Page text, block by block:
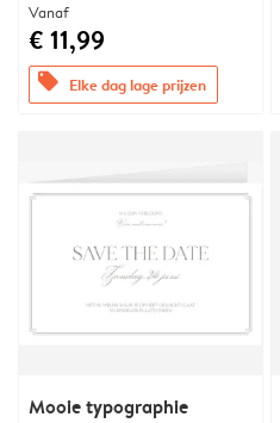
Vanaf
€ 11,99
offers Elke dag lage prijzen
Mooie typographie